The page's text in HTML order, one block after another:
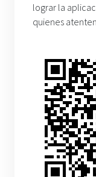
lograr la
quienes